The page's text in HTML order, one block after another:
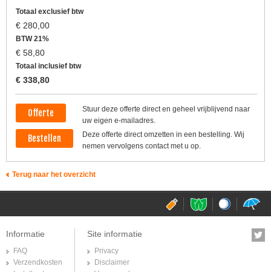
Totaal exclusief btw
€ 280,00
BTW 21%
€ 58,80
Totaal inclusief btw
€ 338,80
Offerte
Stuur deze offerte direct en geheel vrijblijvend naar
uw eigen e-mailadres.
Bestellen
Deze offerte direct omzetten in een bestelling. Wij
nemen vervolgens contact met u op.
Terug naar het overzicht
usbsite.nl
Informatie
FAQ
Verzendkosten
Site informatie
Privacy
Disclaimer